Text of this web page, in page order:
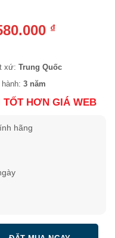
₫.
₫Giá
là:
xứ: Trung Quốc
hành: 3 năm
HƠN GIÁ WEB
hãng